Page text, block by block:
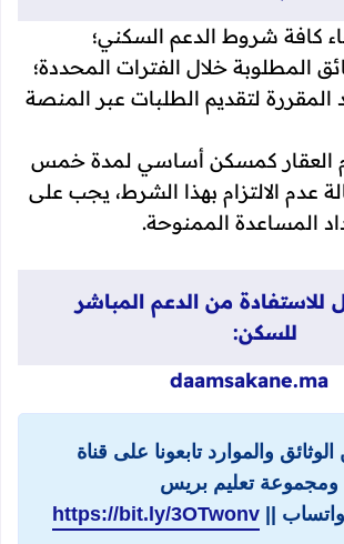
كافة شروط الدعم السكني؛
المطلوبة خلال الفترات المحددة؛
المقررة لتقديم الطلبات عبر المنصة
العقار كمسكن أساسي لمدة خمس
عدم الالتزام بهذا الشرط، يجب على
المساعدة الممنوحة.
للاستفادة من الدعم المباشر
للسكن:
daamsakane.ma
والموارد تابعونا على قناة
ومجموعة تعليم بريس
||
https://bit.ly/3OTwonv